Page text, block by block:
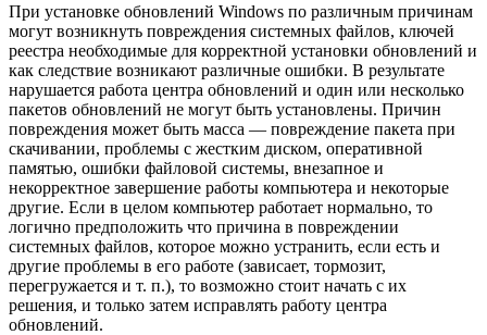
При установке обновлений Windows по различным причинам
могут возникнуть повреждения системных файлов, ключей
реестра необходимые для корректной установки обновлений и
как следствие возникают различные ошибки. В результате
нарушается работа центра обновлений и один или несколько
пакетов обновлений не могут быть установлены. Причин
повреждения может быть масса — повреждение пакета при
скачивании, проблемы с жестким диском, оперативной
памятью, ошибки файловой системы, внезапное и
некорректное завершение работы компьютера и некоторые
другие. Если в целом компьютер работает нормально, то
логично предположить что причина в повреждении
системных файлов, которое можно устранить, если есть и
другие проблемы в его работе (зависает, тормозит,
перегружается и т. п.), то возможно стоит начать с их
решения, и только затем исправлять работу центра
обновлений.